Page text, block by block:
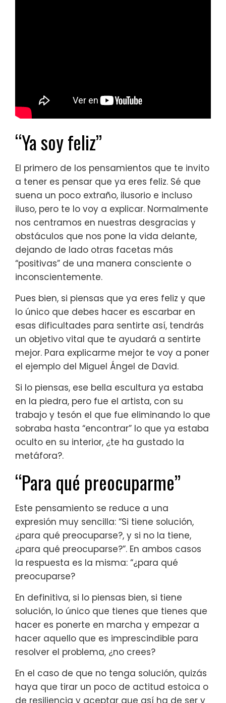
“Ya soy feliz”
El primero de los pensamientos que te invito
a tener es pensar que ya eres feliz. Sé que
suena un poco extraño, ilusorio e incluso
iluso, pero te lo voy a explicar. Normalmente
nos centramos en nuestras desgracias y
obstáculos que nos pone la vida delante,
dejando de lado otras facetas más
“positivas” de una manera consciente o
inconscientemente.
Pues bien, si piensas que ya eres feliz y que
lo único que debes hacer es escarbar en
esas dificultades para sentirte así, tendrás
un objetivo vital que te ayudará a sentirte
mejor. Para explicarme mejor te voy a poner
el ejemplo del Miguel Ángel de David.
Si lo piensas, ese bella escultura ya estaba
en la piedra, pero fue el artista, con su
trabajo y tesón el que fue eliminando lo que
sobraba hasta “encontrar” lo que ya estaba
oculto en su interior, ¿te ha gustado la
metáfora?.
“Para qué preocuparme”
Este pensamiento se reduce a una
expresión muy sencilla: “Si tiene solución,
¿para qué preocuparse?, y si no la tiene,
¿para qué preocuparse?”. En ambos casos
la respuesta es la misma: “¿para qué
preocuparse?
En definitiva, si lo piensas bien, si tiene
solución, lo único que tienes que tienes que
hacer es ponerte en marcha y empezar a
hacer aquello que es imprescindible para
resolver el problema, ¿no crees?
En el caso de que no tenga solución, quizás
haya que tirar un poco de actitud estoica o
de resiliencia y aceptar que así ha de ser y